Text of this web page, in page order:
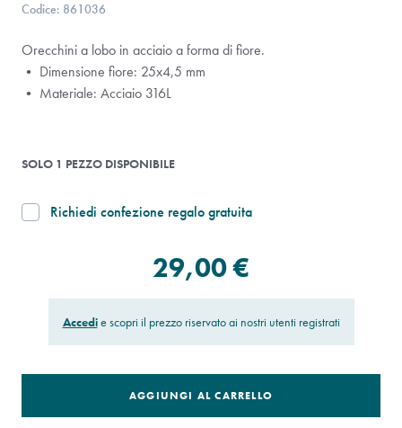
Codice: 861036
Orecchini a lobo in acciaio a forma di fiore.
• Dimensione fiore: 25x4,5 mm
• Materiale: Acciaio 316L
SOLO 1 PEZZO DISPONIBILE
Richiedi confezione regalo gratuita
29,00 €
Accedie scopri il prezzo riservato ai nostri utenti registrati
AGGIUNGI AL CARRELLO